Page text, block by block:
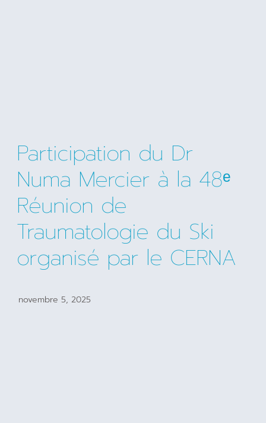
Participation du Dr
Numa Mercier à la 48ᵉ
Réunion de
Traumatologie du Ski
organisé par le CERNA
novembre 5, 2025